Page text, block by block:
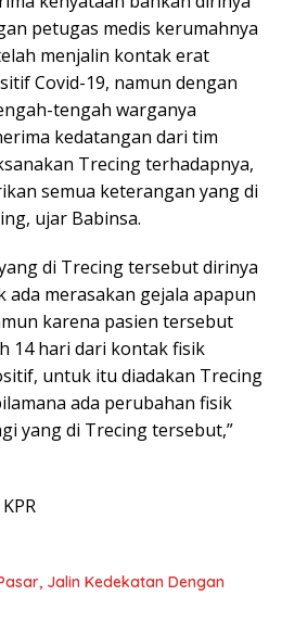
petugas medis kerumahnya
menjalin kontak erat
Covid-19, namun dengan
tengah warganya
kedatangan dari tim
Trecing terhadapnya,
semua keterangan yang di
ujar Babinsa.
di Trecing tersebut dirinya
ada merasakan gejala apapun
karena pasien tersebut
14 hari dari kontak fisik
untuk itu diadakan Trecing
ada perubahan fisik
yang di Trecing tersebut,”
Jalin Kedekatan Dengan